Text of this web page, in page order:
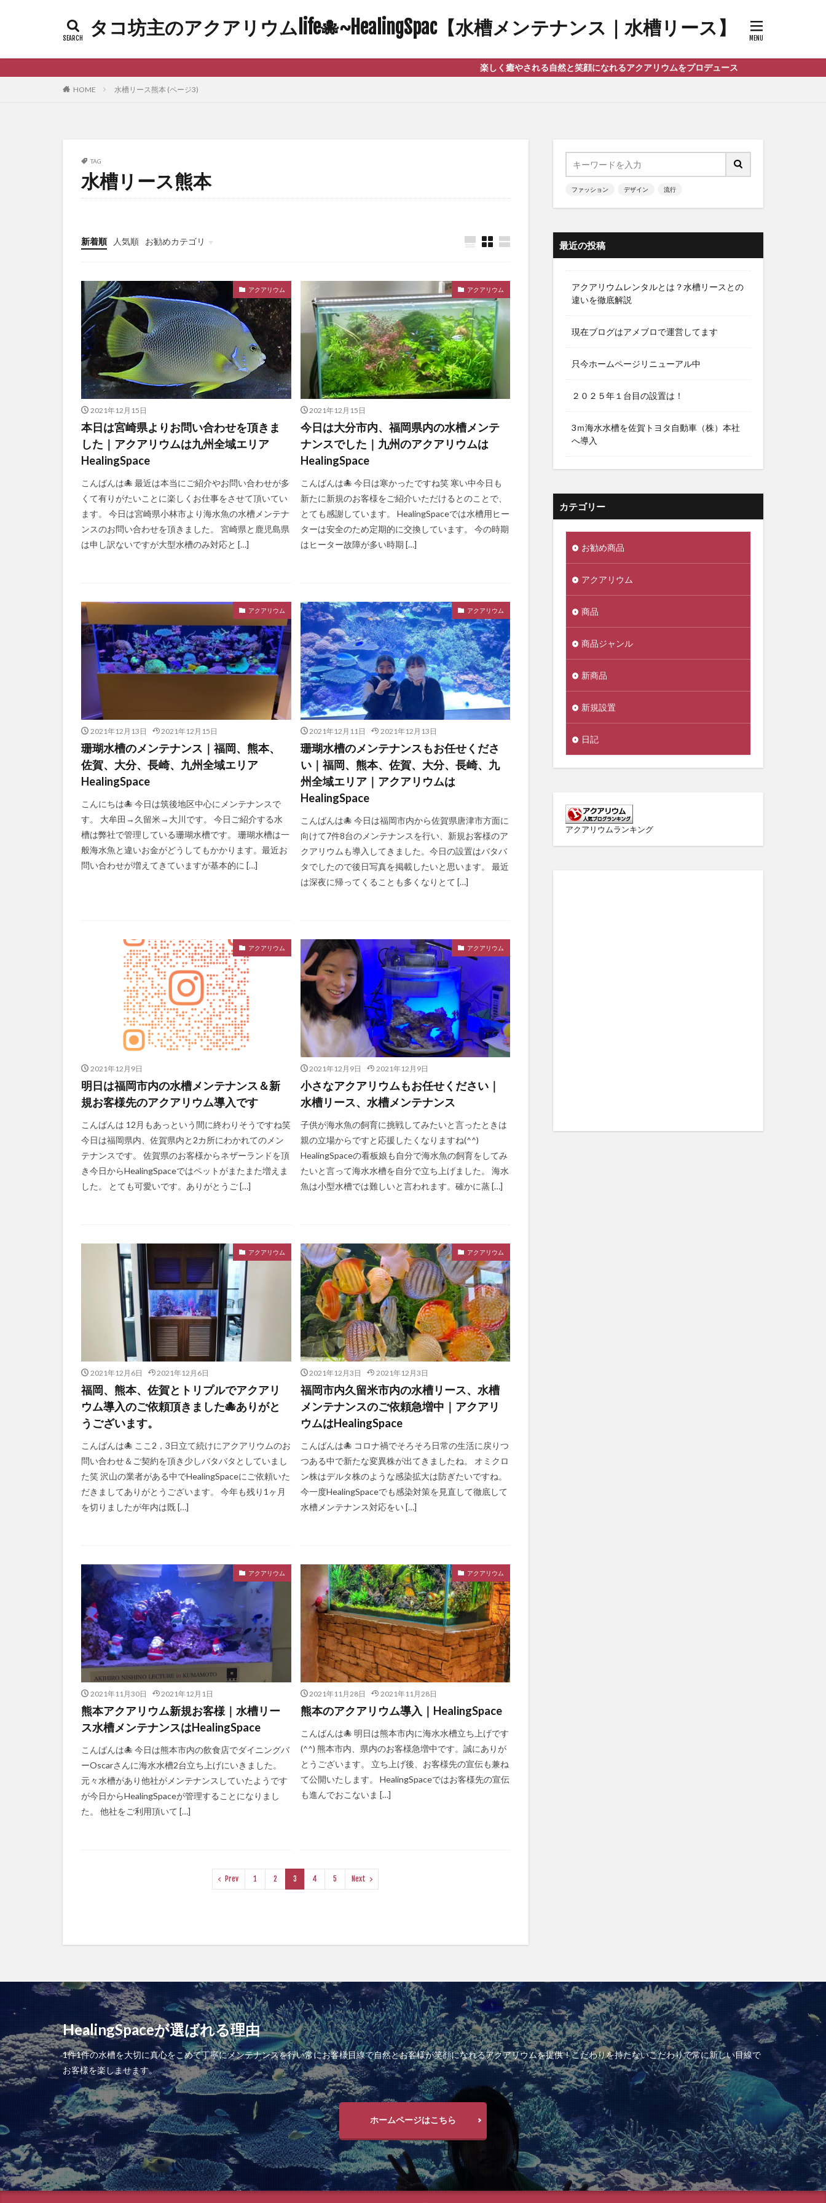
タコ坊主のアクアリウムlife🐙~HealingSpac【水槽メンテナンス｜水槽リース】
楽しく癒やされる自然と笑顔になれるアクアリウムをプロデュース
HOME 水槽リース熊本 (ページ3)
TAG
水槽リース熊本
新着順 人気順
お勧めカテゴリ
未分類
アクアリウム
2021年12月15日
本日は宮崎県よりお問い合わせを頂きま
した｜アクアリウムは九州全域エリア
HealingSpace
こんばんは🐙 最近は本当にご紹介やお問い合わせが多
くて有りがたいことに楽しくお仕事をさせて頂いてい
ます。 今日は宮崎県小林市より海水魚の水槽メンテナ
ンスのお問い合わせを頂きました。 宮崎県と鹿児島県
は申し訳ないですが大型水槽のみ対応と […]
アクアリウム
2021年12月15日
今日は大分市内、福岡県内の水槽メンテ
ナンスでした｜九州のアクアリウムは
HealingSpace
こんばんは🐙 今日は寒かったですね笑 寒い中今日も
新たに新規のお客様をご紹介いただけるとのことで、
とても感謝しています。 HealingSpaceでは水槽用ヒー
ターは安全のため定期的に交換しています。 今の時期
はヒーター故障が多い時期 […]
アクアリウム
2021年12月13日 2021年12月15日
珊瑚水槽のメンテナンス｜福岡、熊本、
佐賀、大分、長崎、九州全域エリア
HealingSpace
こんにちは🐙 今日は筑後地区中心にメンテナンスで
す。 大牟田→久留米→大川です。 今日ご紹介する水
槽は弊社で管理している珊瑚水槽です。 珊瑚水槽は一
般海水魚と違いお金がどうしてもかかります。最近お
問い合わせが増えてきていますが基本的に […]
アクアリウム
2021年12月11日 2021年12月13日
珊瑚水槽のメンテナンスもお任せくださ
い｜福岡、熊本、佐賀、大分、長崎、九
州全域エリア｜アクアリウムは
HealingSpace
こんばんは🐙 今日は福岡市内から佐賀県唐津市方面に
向けて7件8台のメンテナンスを行い、新規お客様のア
クアリウムも導入してきました。今日の設置はバタバ
タでしたので後日写真を掲載したいと思います。 最近
は深夜に帰ってくることも多くなりとて […]
アクアリウム
2021年12月9日
明日は福岡市内の水槽メンテナンス＆新
規お客様先のアクアリウム導入です
こんばんは 12月もあっという間に終わりそうですね笑
今日は福岡県内、佐賀県内と2カ所にわかれてのメン
テナンスです。 佐賀県のお客様からネザーランドを頂
き今日からHealingSpaceではペットがまたまた増えま
した。 とても可愛いです。ありがとうご […]
アクアリウム
2021年12月9日 2021年12月9日
小さなアクアリウムもお任せください｜
水槽リース、水槽メンテナンス
子供が海水魚の飼育に挑戦してみたいと言ったときは
親の立場からですと応援したくなりますね(^^)
HealingSpaceの看板娘も自分で海水魚の飼育をしてみ
たいと言って海水水槽を自分で立ち上げました。 海水
魚は小型水槽では難しいと言われます。確かに蒸 […]
アクアリウム
2021年12月6日 2021年12月6日
福岡、熊本、佐賀とトリプルでアクアリ
ウム導入のご依頼頂きました🐙ありがと
うございます。
こんばんは🐙 ここ2，3日立て続けにアクアリウムのお
問い合わせ＆ご契約を頂き少しバタバタとしていまし
た笑 沢山の業者がある中でHealingSpaceにご依頼いた
だきましてありがとうございます。 今年も残り1ヶ月
を切りましたが年内は既 […]
アクアリウム
2021年12月3日 2021年12月3日
福岡市内久留米市内の水槽リース、水槽
メンテナンスのご依頼急増中｜アクアリ
ウムはHealingSpace
こんばんは🐙 コロナ禍でそろそろ日常の生活に戻りつ
つある中で新たな変異株が出てきましたね。 オミクロ
ン株はデルタ株のような感染拡大は防ぎたいですね。
今一度HealingSpaceでも感染対策を見直して徹底して
水槽メンテナンス対応をい […]
アクアリウム
2021年11月30日 2021年12月1日
熊本アクアリウム新規お客様｜水槽リー
ス水槽メンテナンスはHealingSpace
こんばんは🐙 今日は熊本市内の飲食店でダイニングバ
ーOscarさんに海水水槽2台立ち上げにいきました。
元々水槽があり他社がメンテナンスしていたようです
が今日からHealingSpaceが管理することになりまし
た。 他社をご利用頂いて […]
アクアリウム
2021年11月28日 2021年11月28日
熊本のアクアリウム導入｜HealingSpace
こんばんは🐙 明日は熊本市内に海水水槽立ち上げです
(^^) 熊本市内、県内のお客様急増中です。誠にありが
とうございます。 立ち上げ後、お客様先の宣伝も兼ね
て公開いたします。 HealingSpaceではお客様先の宣伝
も進んでおこないま […]
Prev 1 2 3 4 5 Next
ファッション デザイン 流行
最近の投稿
アクアリウムレンタルとは？水槽リースとの
違いを徹底解説
現在ブログはアメブロで運営してます
只今ホームページリニューアル中
２０２５年１台目の設置は！
3ｍ海水水槽を佐賀トヨタ自動車（株）本社
へ導入
カテゴリー
お勧め商品
アクアリウム
商品
商品ジャンル
新商品
新規設置
日記
アクアリウムランキング
HealingSpaceが選ばれる理由
1件1件の水槽を大切に真心をこめて丁寧にメンテナンスを行い常にお客様目線で自然とお客様が笑顔になれるアクアリウムを提供！こだわりを持たないこだわりで常に新しい目線で
お客様を楽しませます。
ホームページはこちら